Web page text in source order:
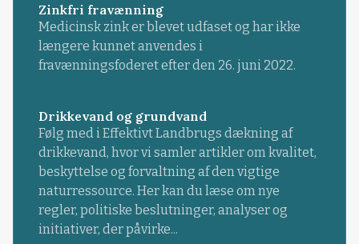
Zinkfri fravænning
Medicinsk zink er blevet udfaset og har ikke
længere kunnet anvendes i
fravænningsfoderet efter den 26. juni 2022.
Drikkevand og grundvand
Følg med i Effektivt Landbrugs dækning af
drikkevand, hvor vi samler artikler om kvalitet,
beskyttelse og forvaltning af den vigtige
naturressource. Her kan du læse om nye
regler, politiske beslutninger, analyser og
initiativer, der påvirke...